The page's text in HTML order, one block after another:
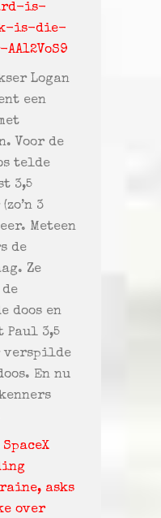
is-
is-die-
Logan
een
Voor de
telde
3,5
3
Meteen
de
Ze
doos en
Paul 3,5
verspilde
En nu
asks
over